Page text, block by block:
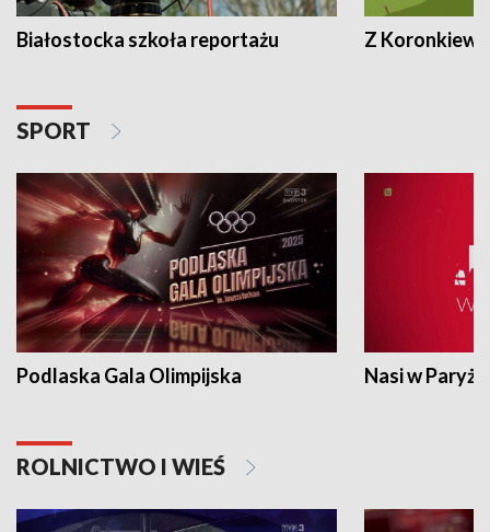
Białostocka szkoła reportażu Z
SPORT
Podlaska Gala Olimpijska Nasi w Paryżu
ROLNICTWO I WIEŚ